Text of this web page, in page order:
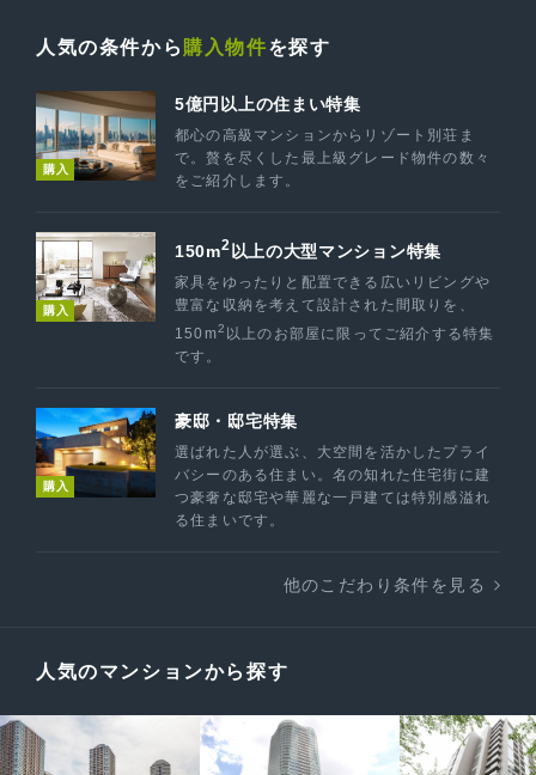
人気の条件から 購入物件を探す
購入
5億円以上の住まい特集
都心の高級マンションからリゾート別荘ま
で。贅を尽くした最上級グレード物件の数々
をご紹介します。
購入
150m2 以上の大型マンション特集
家具をゆったりと配置できる広いリビングや
豊富な収納を考えて設計された間取りを、
150m2 以上のお部屋に限ってご紹介する特集
です。
購入
豪邸・邸宅特集
選ばれた人が選ぶ、大空間を活かしたプライ
バシーのある住まい。名の知れた住宅街に建
つ豪奢な邸宅や華麗な一戸建ては特別感溢れ
る住まいです。
他のこだわり条件を見る
人気のマンションから探す